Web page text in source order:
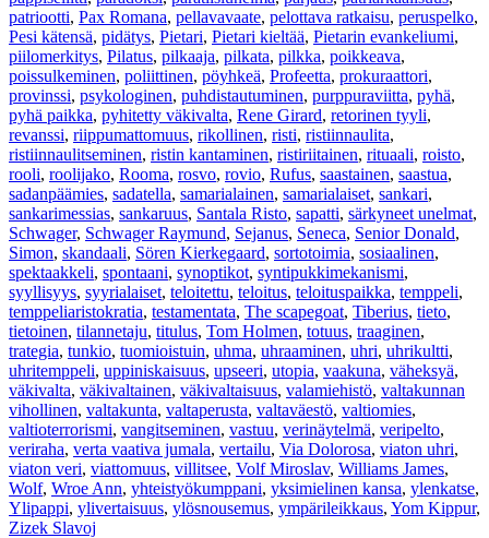
patriootti, Pax Romana, pellavavaate, pelottava ratkaisu, peruspelko,
Pesi kätensä, pidätys, Pietari, Pietari kieltää, Pietarin evankeliumi,
piilomerkitys, Pilatus, pilkaaja, pilkata, pilkka, poikkeava,
poissulkeminen, poliittinen, pöyhkeä, Profeetta, prokuraattori,
provinssi, psykologinen, puhdistautuminen, purppuraviitta, pyhä,
pyhä paikka, pyhitetty väkivalta, Rene Girard, retorinen tyyli,
revanssi, riippumattomuus, rikollinen, risti, ristiinnaulita,
ristiinnaulitseminen, ristin kantaminen, ristiriitainen, rituaali, roisto,
rooli, roolijako, Rooma, rosvo, rovio, Rufus, saastainen, saastua,
sadanpäämies, sadatella, samarialainen, samarialaiset, sankari,
sankarimessias, sankaruus, Santala Risto, sapatti, särkyneet unelmat,
Schwager, Schwager Raymund, Sejanus, Seneca, Senior Donald,
Simon, skandaali, Sören Kierkegaard, sortotoimia, sosiaalinen,
spektaakkeli, spontaani, synoptikot, syntipukkimekanismi,
syyllisyys, syyrialaiset, teloitettu, teloitus, teloituspaikka, temppeli,
temppeliaristokratia, testamentata, The scapegoat, Tiberius, tieto,
tietoinen, tilannetaju, titulus, Tom Holmen, totuus, traaginen,
trategia, tunkio, tuomioistuin, uhma, uhraaminen, uhri, uhrikultti,
uhritemppeli, uppiniskaisuus, upseeri, utopia, vaakuna, väheksyä,
väkivalta, väkivaltainen, väkivaltaisuus, valamiehistö, valtakunnan
vihollinen, valtakunta, valtaperusta, valtaväestö, valtiomies,
valtioterrorismi, vangitseminen, vastuu, verinäytelmä, veripelto,
veriraha, verta vaativa jumala, vertailu, Via Dolorosa, viaton uhri,
viaton veri, viattomuus, villitsee, Volf Miroslav, Williams James,
Wolf, Wroe Ann, yhteistyökumppani, yksimielinen kansa, ylenkatse,
Ylipappi, ylivertaisuus, ylösnousemus, ympärileikkaus, Yom Kippur,
Zizek Slavoj